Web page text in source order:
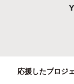
応援したプロジ